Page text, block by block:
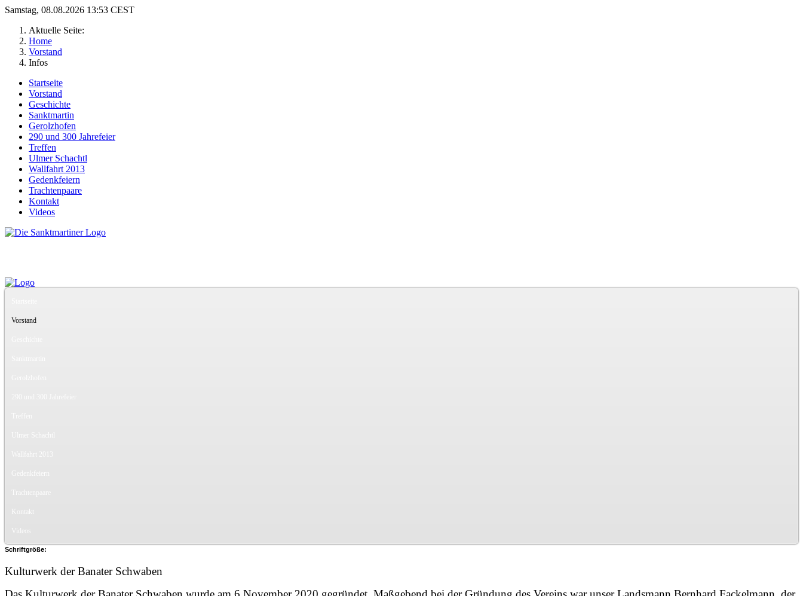
Samstag, 08.08.2026 13:53 CEST
Aktuelle Seite:
Home
Vorstand
Infos
Startseite
Vorstand
Geschichte
Sanktmartin
Gerolzhofen
290 und 300 Jahrefeier
Treffen
Ulmer Schachtl
Wallfahrt 2013
Gedenkfeiern
Trachtenpaare
Kontakt
Videos
Vorstand
Wallfahrt 2013
Gedenkfeiern
Trachtenpaare
Kontakt
Videos
Schriftgröße:
Kulturwerk der Banater Schwaben